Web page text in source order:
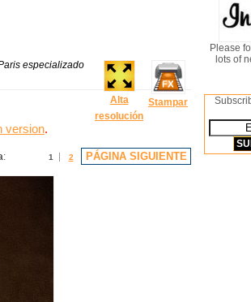
Alta
resolución
Stampar
especializado
version.
: 1 2 PÁGINA SIGUIENTE
Please
lots of